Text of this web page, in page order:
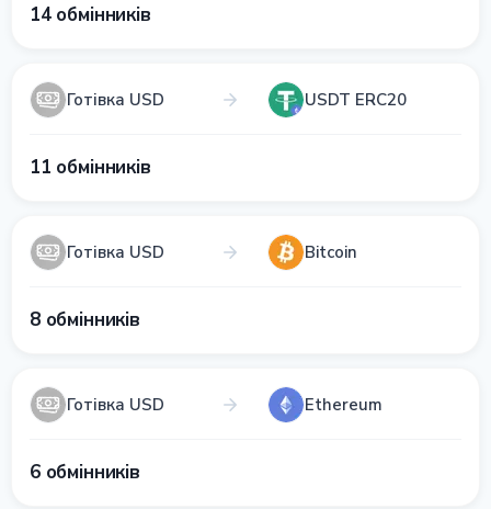
14 обмінників
Готівка USD USDT ERC20
11 обмінників
Готівка USD Bitcoin
8 обмінників
Готівка USD Ethereum
6 обмінників